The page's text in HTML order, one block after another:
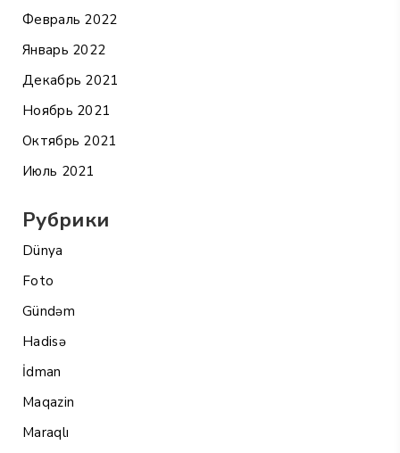
Февраль 2022
Январь 2022
Декабрь 2021
Ноябрь 2021
Октябрь 2021
Июль 2021
Рубрики
Dünya
Foto
Gündəm
Hadisə
İdman
Maqazin
Maraqlı